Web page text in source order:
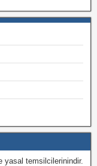
yasal temsilcilerinindir.